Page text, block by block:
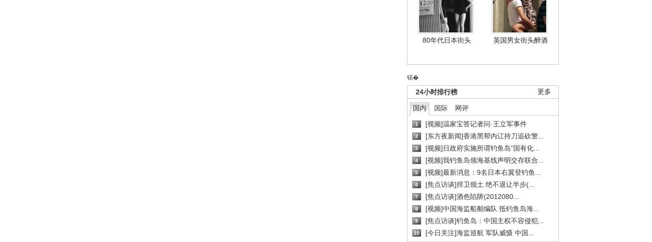
80年代日本街头 英国男女街头醉酒
锘�
更多
24小时排行榜
国内 国际 网评
1 [视频]温家宝答记者问·王立军事件
2 [东方夜新闻]香港黑帮内讧持刀追砍警...
3 [视频]日政府实施所谓钓鱼岛“国有化...
4 [视频]我钓鱼岛领海基线声明交存联合...
5 [视频]最新消息：9名日本右翼登钓鱼...
6 [焦点访谈]捍卫领土 绝不退让半步(...
7 [焦点访谈]酒色陷阱(2012080...
8 [视频]中国海监船舶编队 抵钓鱼岛海...
9 [焦点访谈]钓鱼岛：中国主权不容侵犯...
10 [今日关注]海监巡航 军队威慑 中国...